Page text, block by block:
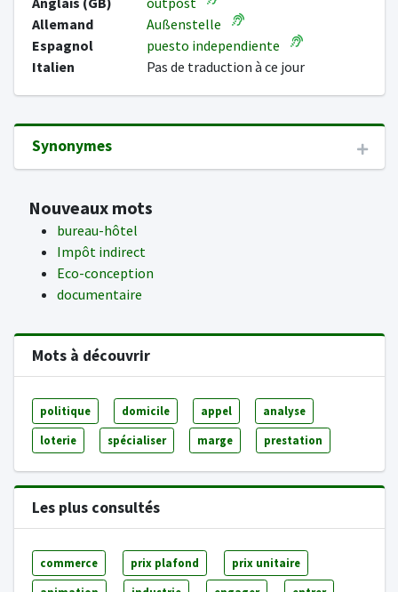
Allemand
Außenstelle
Espagnol
puesto independiente
Italien
Pas de traduction à ce jour
Synonymes
Nouveaux mots
bureau-hôtel
Impôt indirect
Eco-conception
documentaire
Mots à découvrir
politique domicile appel analyse
loterie spécialiser marge prestation
Les plus consultés
commerce prix plafond prix unitaire